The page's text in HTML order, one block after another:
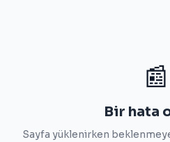
📰
Bir hata
Sayfa yüklenirken